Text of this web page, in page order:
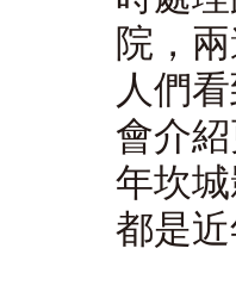
院，
人們
會介
年坎
都是